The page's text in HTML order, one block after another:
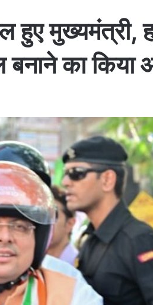
हुए मुख्यमंत्री,
का किया